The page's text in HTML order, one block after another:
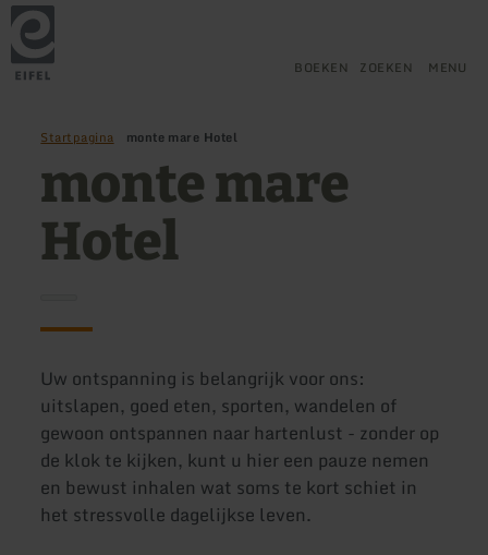
Terug
naar
de
startpagina
BOEKEN ZOEKEN MENU
Startpagina monte mare Hotel
monte mare
Hotel
Uw ontspanning is belangrijk voor ons:
uitslapen, goed eten, sporten, wandelen of
gewoon ontspannen naar hartenlust - zonder op
de klok te kijken, kunt u hier een pauze nemen
en bewust inhalen wat soms te kort schiet in
het stressvolle dagelijkse leven.